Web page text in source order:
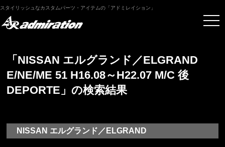
スタイリッシュなカスタムパーツ・アイテムの「アドミレイション」
「NISSAN エルグランド／ELGRAND
E/NE/ME 51 H16.08～H22.07 M/C 後
DEPORTE」の検索結果
NISSAN エルグランド／ELGRAND